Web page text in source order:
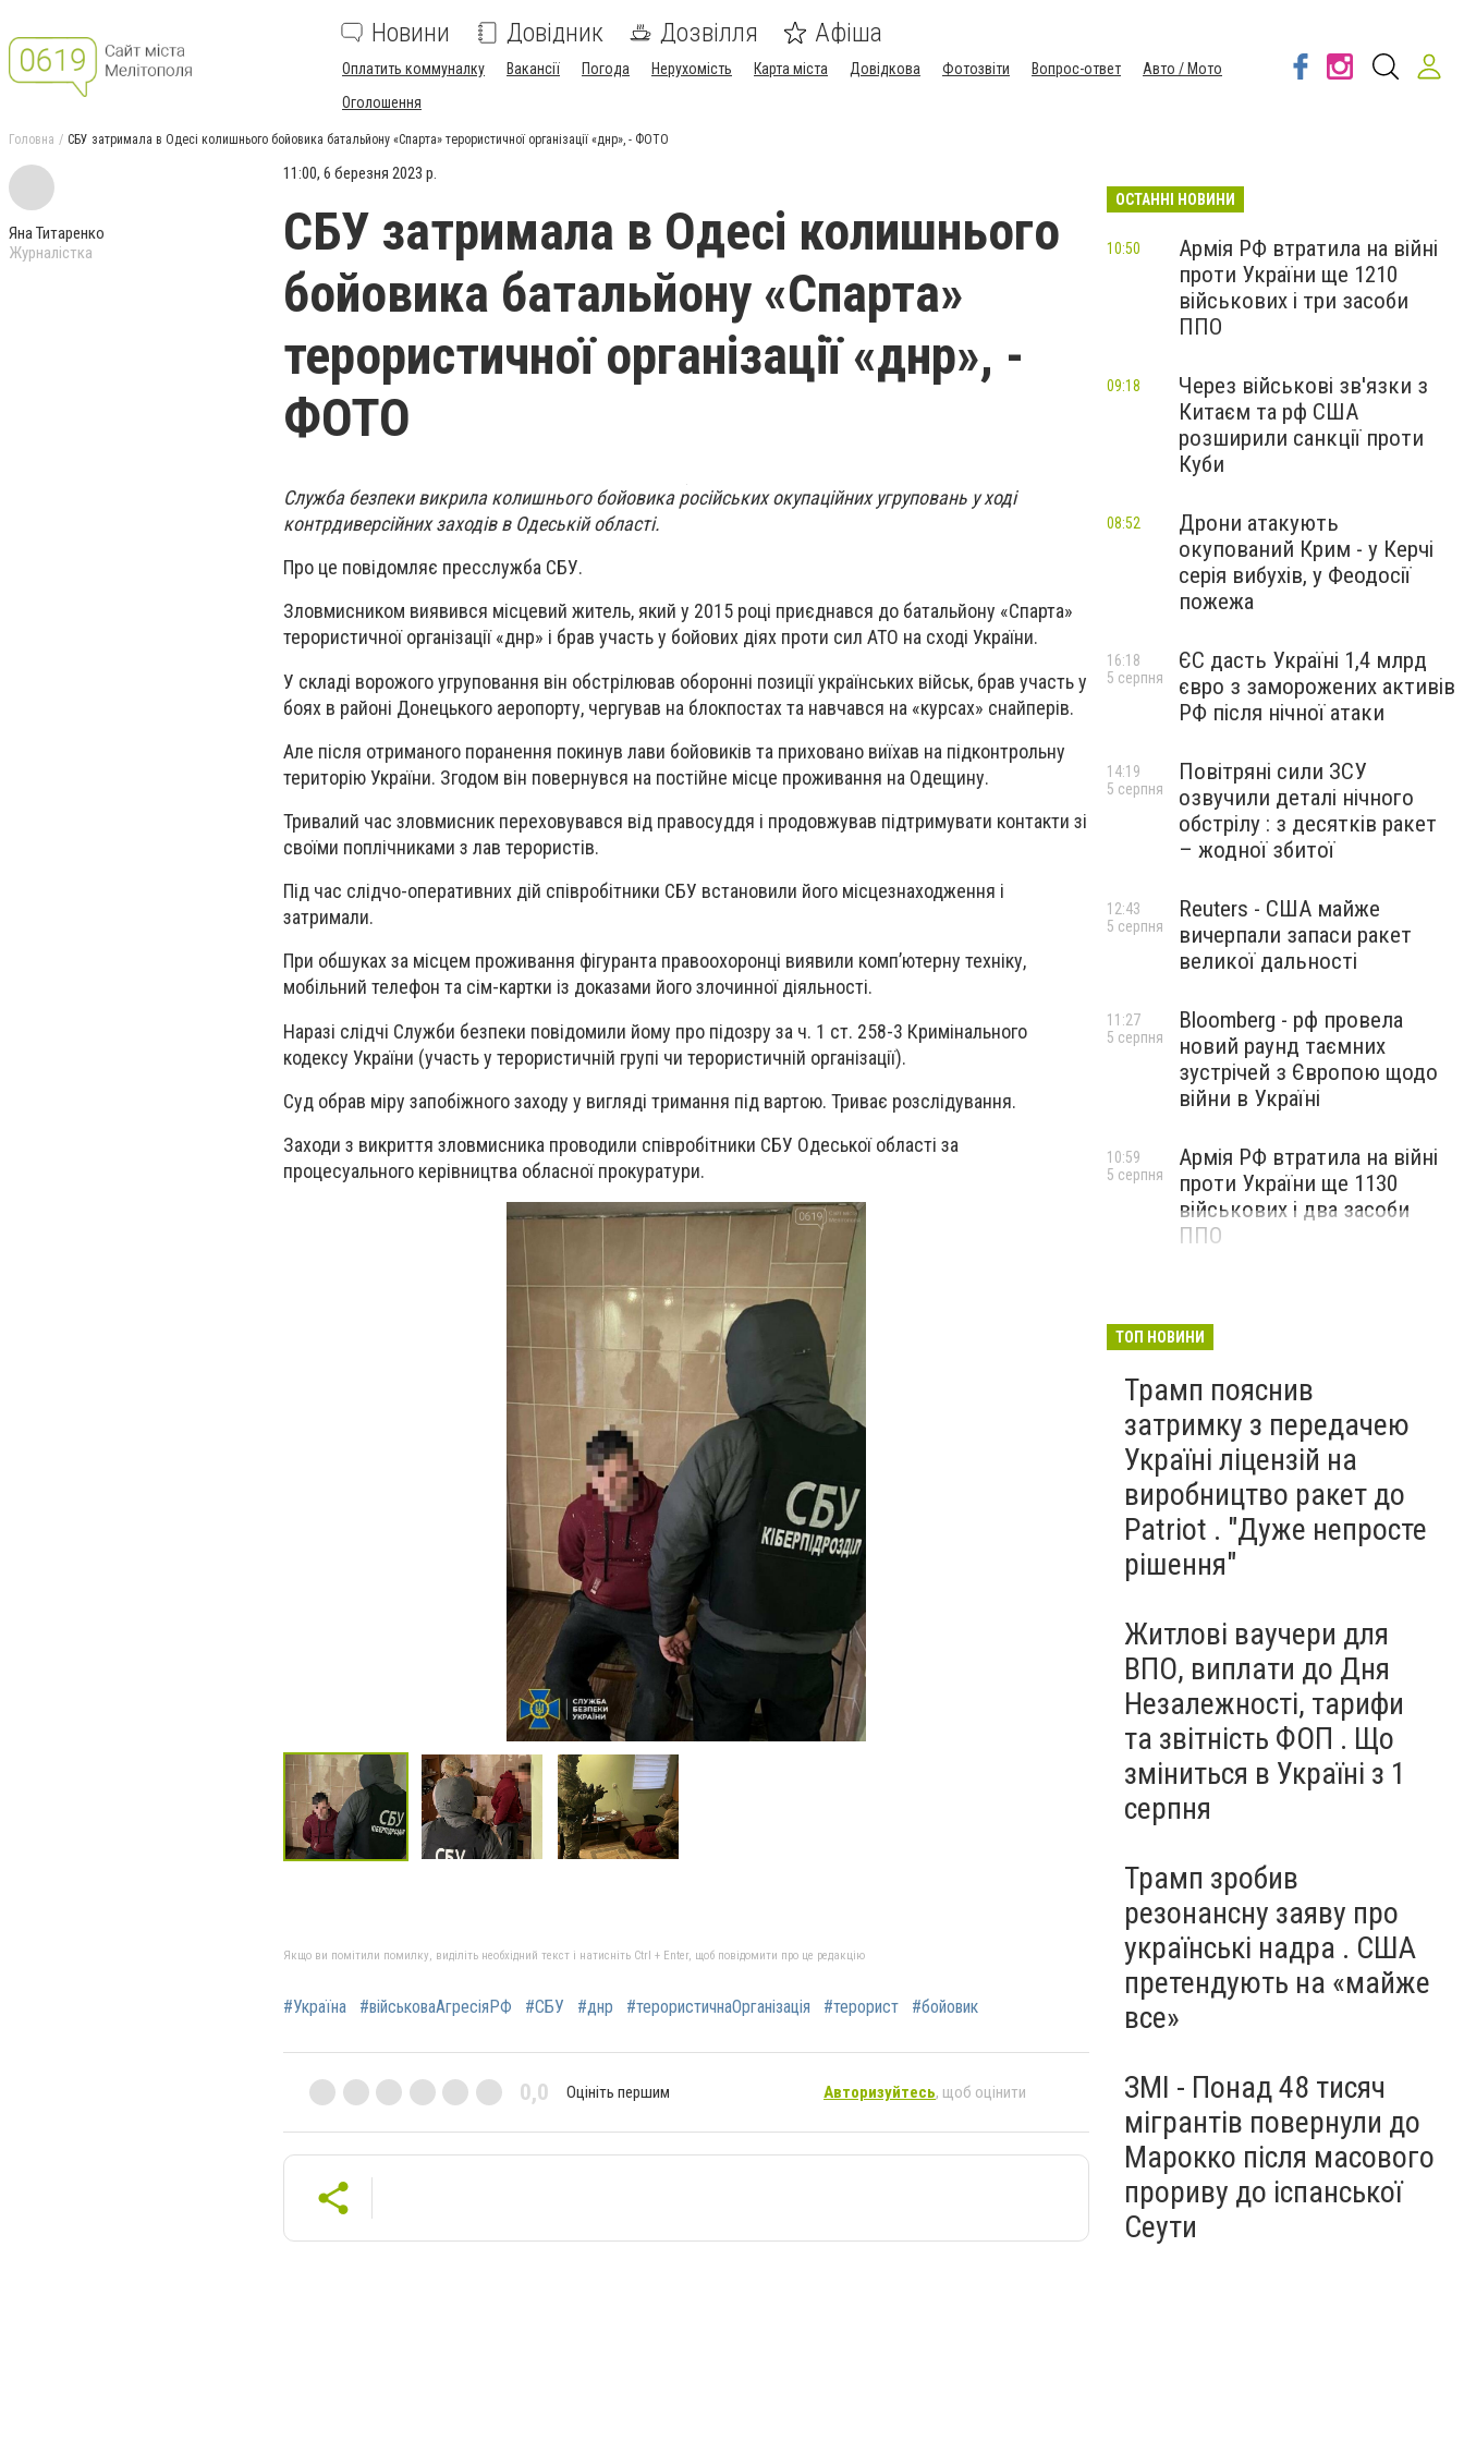
Новини Довідник Дозвілля Афіша
Оплатить коммуналку Вакансії Погода Нерухомість Карта міста Довідкова Фотозвіти Вопрос-ответ
Авто / Мото
Оголошення
Головна СБУ затримала в Одесі колишнього бойовика батальйону «Спарта» терористичної організації «днр», - ФОТО
Яна Титаренко
Журналістка
11:00, 6 березня 2023 р.
СБУ затримала в Одесі колишнього
бойовика батальйону «Спарта»
терористичної організації «днр», -
ФОТО
Служба безпеки викрила колишнього бойовика російських окупаційних угруповань у ході
контрдиверсійних заходів в Одеській області.
Про це повідомляє пресслужба СБУ.
Зловмисником виявився місцевий житель, який у 2015 році приєднався до батальйону «Спарта»
терористичної організації «днр» і брав участь у бойових діях проти сил АТО на сході України.
У складі ворожого угруповання він обстрілював оборонні позиції українських військ, брав участь у
боях в районі Донецького аеропорту, чергував на блокпостах та навчався на «курсах» снайперів.
Але після отриманого поранення покинув лави бойовиків та приховано виїхав на підконтрольну
територію України. Згодом він повернувся на постійне місце проживання на Одещину.
Тривалий час зловмисник переховувався від правосуддя і продовжував підтримувати контакти зі
своїми поплічниками з лав терористів.
Під час слідчо-оперативних дій співробітники СБУ встановили його місцезнаходження і
затримали.
При обшуках за місцем проживання фігуранта правоохоронці виявили комп’ютерну техніку,
мобільний телефон та сім-картки із доказами його злочинної діяльності.
Наразі слідчі Служби безпеки повідомили йому про підозру за ч. 1 ст. 258-3 Кримінального
кодексу України (участь у терористичній групі чи терористичній організації).
Суд обрав міру запобіжного заходу у вигляді тримання під вартою. Триває розслідування.
Заходи з викриття зловмисника проводили співробітники СБУ Одеської області за
процесуального керівництва обласної прокуратури.
Якщо ви помітили помилку, виділіть необхідний текст і натисніть Ctrl + Enter, щоб повідомити про це редакцію
#Україна #військоваАгресіяРФ #СБУ #днр #терористичнаОрганізація #терорист #бойовик
0,0 Оцініть першим Авторизуйтесь, щоб оцінити
ОСТАННІ НОВИНИ
Армія РФ втратила на війні
проти України ще 1210
військових і три засоби
ППО
10:50
Через військові зв'язки з
Китаєм та рф США
розширили санкції проти
Куби
09:18
Дрони атакують
окупований Крим - у Керчі
серія вибухів, у Феодосії
пожежа
08:52
ЄС дасть Україні 1,4 млрд
євро з заморожених активів
РФ після нічної атаки
16:18
5 серпня
Повітряні сили ЗСУ
озвучили деталі нічного
обстрілу : з десятків ракет
– жодної збитої
14:19
5 серпня
Reuters - США майже
вичерпали запаси ракет
великої дальності
12:43
5 серпня
Bloomberg - рф провела
новий раунд таємних
зустрічей з Європою щодо
війни в Україні
11:27
5 серпня
Армія РФ втратила на війні
проти України ще 1130
військових і два засоби
ППО
10:59
5 серпня
ТОП НОВИНИ
Трамп пояснив
затримку з передачею
Україні ліцензій на
виробництво ракет до
Patriot . "Дуже непросте
рішення"
Житлові ваучери для
ВПО, виплати до Дня
Незалежності, тарифи
та звітність ФОП . Що
зміниться в Україні з 1
серпня
Трамп зробив
резонансну заяву про
українські надра . США
претендують на «майже
все»
ЗМІ - Понад 48 тисяч
мігрантів повернули до
Марокко після масового
прориву до іспанської
Сеути